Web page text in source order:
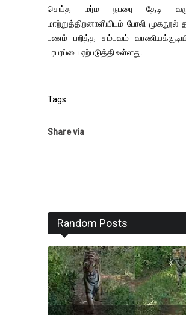
செய்த மர்ம நபரை தேடி
மாற்றுத்திறனாளியிடம் போலி முகநூல்
பணம் பறித்த சம்பவம்
பரபரப்பை ஏற்படுத்தி உள்ளது.
Tags :
Share via
Random Posts